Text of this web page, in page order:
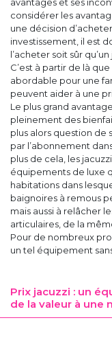
considérer les
une décision
investissement, il est
l’acheter soit sûr
C’est à partir de là que
abordable pour une
peuvent aider à une
Le plus grand
pleinement des
plus alors question de
par l’abonnement
plus de cela, les
équipements de luxe
habitations dans
baignoires à remous
mais aussi à relâcher
articulaires, de la
Pour de nombreux
un tel équipement
Prix jacuzzi : un
de la valeur à une